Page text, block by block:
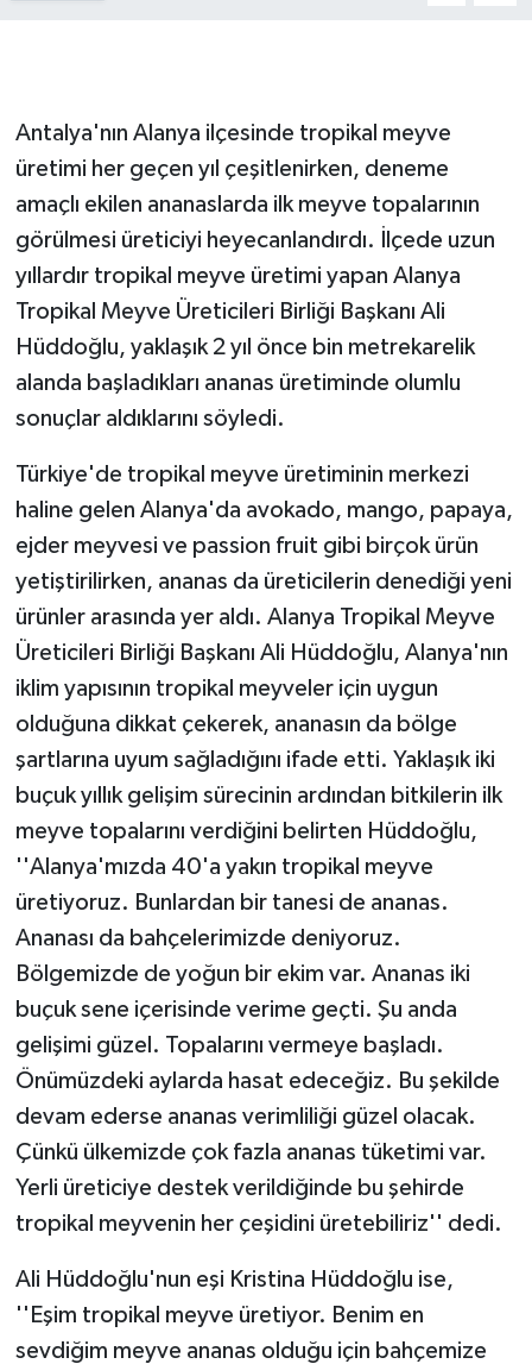
Antalya'nın Alanya ilçesinde tropikal meyve
üretimi her geçen yıl çeşitlenirken, deneme
amaçlı ekilen ananaslarda ilk meyve topalarının
görülmesi üreticiyi heyecanlandırdı. İlçede uzun
yıllardır tropikal meyve üretimi yapan Alanya
Tropikal Meyve Üreticileri Birliği Başkanı Ali
Hüddoğlu, yaklaşık 2 yıl önce bin metrekarelik
alanda başladıkları ananas üretiminde olumlu
sonuçlar aldıklarını söyledi.
Türkiye'de tropikal meyve üretiminin merkezi
haline gelen Alanya'da avokado, mango, papaya,
ejder meyvesi ve passion fruit gibi birçok ürün
yetiştirilirken, ananas da üreticilerin denediği yeni
ürünler arasında yer aldı. Alanya Tropikal Meyve
Üreticileri Birliği Başkanı Ali Hüddoğlu, Alanya'nın
iklim yapısının tropikal meyveler için uygun
olduğuna dikkat çekerek, ananasın da bölge
şartlarına uyum sağladığını ifade etti. Yaklaşık iki
buçuk yıllık gelişim sürecinin ardından bitkilerin ilk
meyve topalarını verdiğini belirten Hüddoğlu,
''Alanya'mızda 40'a yakın tropikal meyve
üretiyoruz. Bunlardan bir tanesi de ananas.
Ananası da bahçelerimizde deniyoruz.
Bölgemizde de yoğun bir ekim var. Ananas iki
buçuk sene içerisinde verime geçti. Şu anda
gelişimi güzel. Topalarını vermeye başladı.
Önümüzdeki aylarda hasat edeceğiz. Bu şekilde
devam ederse ananas verimliliği güzel olacak.
Çünkü ülkemizde çok fazla ananas tüketimi var.
Yerli üreticiye destek verildiğinde bu şehirde
tropikal meyvenin her çeşidini üretebiliriz'' dedi.
Ali Hüddoğlu'nun eşi Kristina Hüddoğlu ise,
''Eşim tropikal meyve üretiyor. Benim en
sevdiğim meyve ananas olduğu için bahçemize
Güvenlik
HABERDE İNSAN
İş Dünyası
Jandarma
KÜLTÜR SANAT
MAGAZİN
Otomobil
POLİTİKA
Sağlık
SİYASET
SPOR HABERLERİ
TEKNOLOJİ
Turizm
ÜLKE GÜNDEMİ
YAŞAM
Yerel Haberler